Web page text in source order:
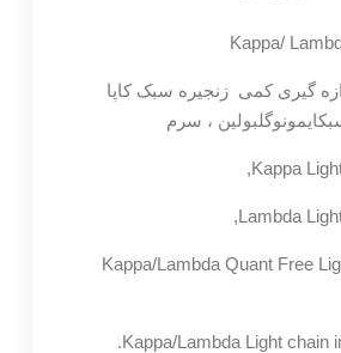
گیری کمی زنجیره سبک کاپا
، سرم
Kappa
Lambda
Kappa/Lambda Quant Free
Kappa/Lambda Light chain